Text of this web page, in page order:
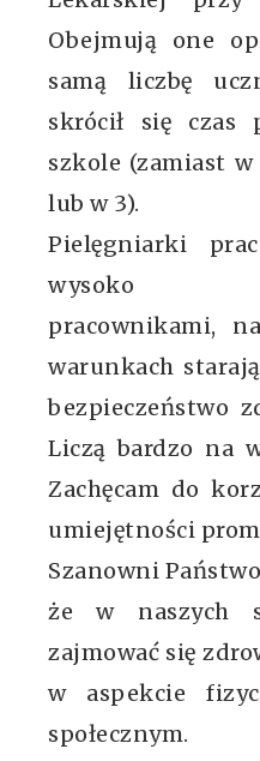
Obejmują one
samą liczbę
skrócił się czas
szkole (zamiast w
lub w 3).
Pielęgniarki
wysoko
pracownikami,
warunkach
bezpieczeństwo
Liczą bardzo na
Zachęcam do
umiejętności
Szanowni
że w naszych
zajmować się
w aspekcie
społecznym.